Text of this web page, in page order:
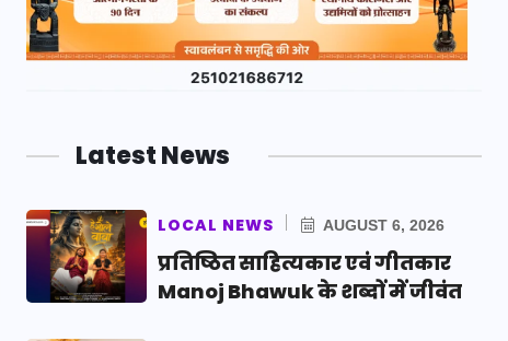
Latest News
LOCAL NEWS AUGUST 6, 2026
प्रतिष्ठित साहित्यकार एवं गीतकार
Manoj Bhawuk के शब्दों में जीवंत